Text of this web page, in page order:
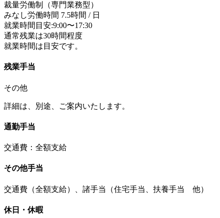
裁量労働制（専門業務型）
みなし労働時間 7.5時間 / 日
就業時間目安:9:00〜17:30
通常残業は30時間程度
就業時間は目安です。
残業手当
その他
詳細は、別途、ご案内いたします。
通勤手当
交通費：全額支給
その他手当
交通費（全額支給）、諸手当（住宅手当、扶養手当 他）
休日・休暇